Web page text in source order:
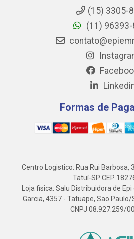
(15) 3305-
(11)
Linkedin
Formas de
Centro Logistico: Rua Rui Barbosa,
Tatuí-SP CEP
Loja fisica: Salu Distribuidora de
Garcia, 4357 - Tatuape, Sao Paulo/
CNPJ 08.927.259/